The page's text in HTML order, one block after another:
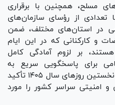
مسلح، همچنین با برقراری
از رؤسای سازمان‌های
در استان‌های مختلف، ضمن
و کارکنانی که در این ایام
بر لزوم آمادگی کامل
برای پاسخگویی سریع به
مطالبات و تکریم مراجعان در نخستین روز‌های سال ۱۴۰۵ تأکید
امنیتی سراسر کشور را مورد